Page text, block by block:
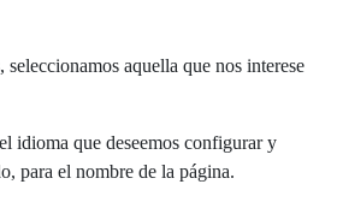
seleccionamos aquella que nos interese
idioma que deseemos configurar y
para el nombre de la página.